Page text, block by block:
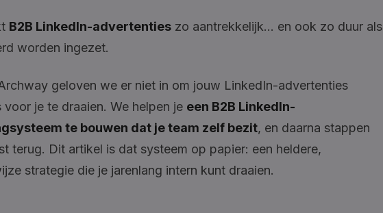
B2B LinkedIn-advertenties zo aantrekkelijk… en ook zo duur als
worden ingezet.
geloven we er niet in om jouw LinkedIn-advertenties
voor je te draaien. We helpen je een B2B LinkedIn-
te bouwen dat je team zelf bezit, en daarna stappen
terug. Dit artikel is dat systeem op papier: een heldere,
strategie die je jarenlang intern kunt draaien.